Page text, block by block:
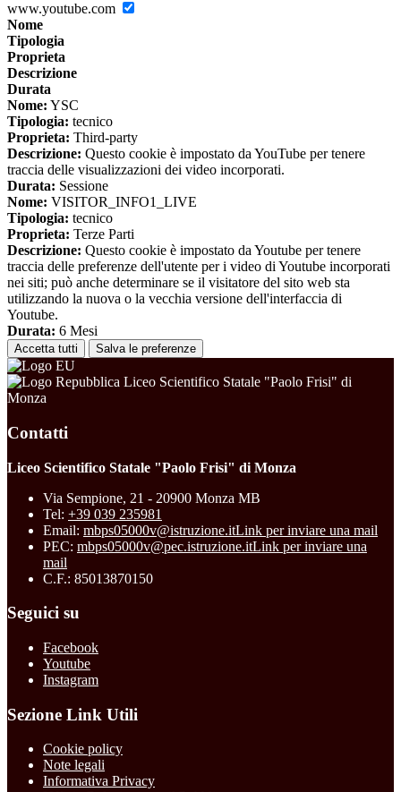
www.youtube.com
Nome
Tipologia
Proprieta
Descrizione
Durata
Nome: YSC
Tipologia: tecnico
Proprieta: Third-party
Descrizione: Questo cookie è impostato da YouTube per tenere
traccia delle visualizzazioni dei video incorporati.
Durata: Sessione
Nome: VISITOR_INFO1_LIVE
Tipologia: tecnico
Proprieta: Terze Parti
Descrizione: Questo cookie è impostato da Youtube per tenere
traccia delle preferenze dell'utente per i video di Youtube incorporati
nei siti; può anche determinare se il visitatore del sito web sta
utilizzando la nuova o la vecchia versione dell'interfaccia di
Youtube.
Durata: 6 Mesi
Accetta tutti Salva le preferenze
Liceo Scientifico Statale "Paolo Frisi" di
Monza
Contatti
Liceo Scientifico Statale "Paolo Frisi" di Monza
Via Sempione, 21 - 20900 Monza MB
Tel: +39 039 235981
Email: mbps05000v@istruzione.itLink per inviare una mail
PEC: mbps05000v@pec.istruzione.itLink per inviare una
mail
C.F.: 85013870150
Seguici su
Facebook
Youtube
Instagram
Sezione Link Utili
Cookie policy
Note legali
Informativa Privacy